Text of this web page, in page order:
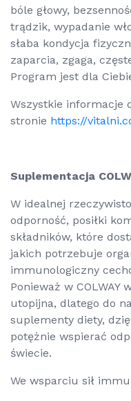
bóle głowy,
trądzik, wypadanie
słaba kondycja
zaparcia, zgaga,
Program jest dla
Wszystkie informacje
stronie https://
Suplementacja
W idealnej
odporność, posiłki
składników, które
jakich potrzebuje
immunologiczny
Ponieważ w COLWAY
utopijna, dlatego do
suplementy diety,
potężnie wspierać
świecie.
We wsparciu sił